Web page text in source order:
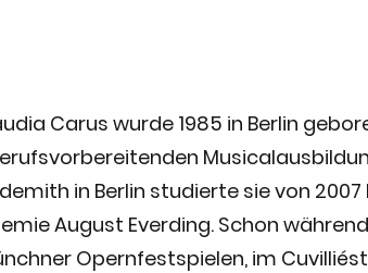
Carus wurde 1985 in Berlin
in Berlin studierte sie von 2007
August Everding. Schon
Opernfestspielen, im